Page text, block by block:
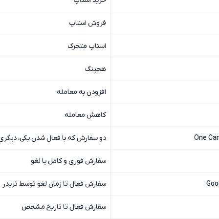
فروش استاپ
استاپ متحرک
هجینگ
افزودن به معامله
کاهش معامله
One دو سفارش که با فعال شدن یکی،
سفارش فوری و کامل یا لغو
سفارش فعال تا زمان لغو توسط تریدر
سفارش فعال تا تاریخ مشخص